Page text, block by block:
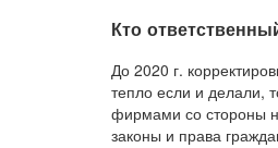
Кто
До 2020 г.
тепло если и делали,
фирмами со стороны
законы и права